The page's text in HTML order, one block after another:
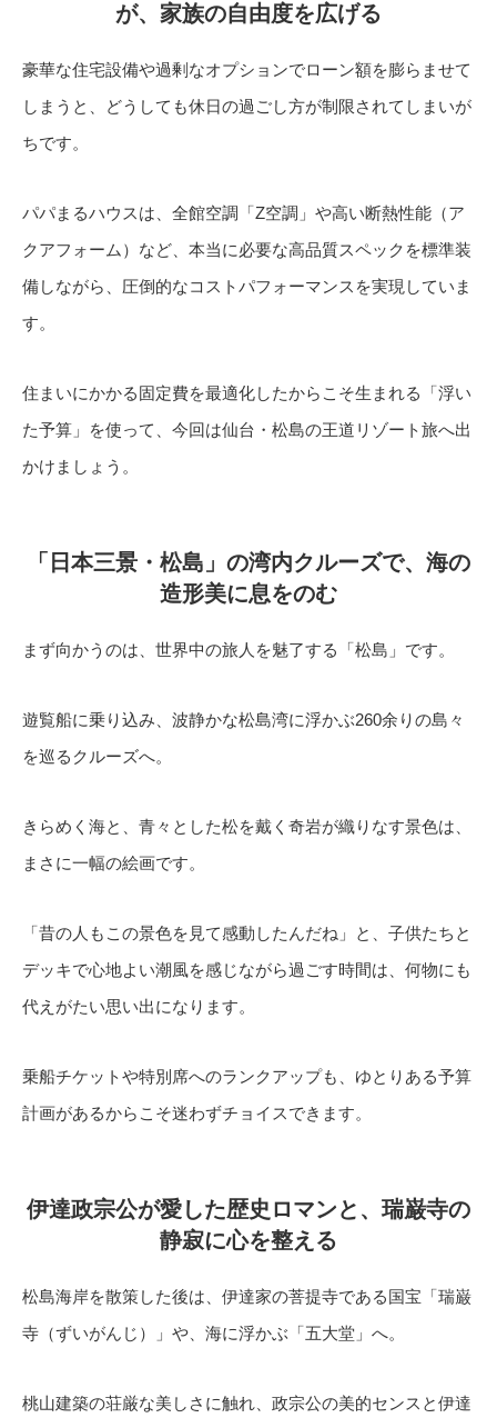
が、家族の自由度を広げる
豪華な住宅設備や過剰なオプションでローン額を膨らませて
しまうと、どうしても休日の過ごし方が制限されてしまいが
ちです。
パパまるハウスは、全館空調「Z空調」や高い断熱性能（ア
クアフォーム）など、本当に必要な高品質スペックを標準装
備しながら、圧倒的なコストパフォーマンスを実現していま
す。
住まいにかかる固定費を最適化したからこそ生まれる「浮い
た予算」を使って、今回は仙台・松島の王道リゾート旅へ出
かけましょう。
「日本三景・松島」の湾内クルーズで、海の
造形美に息をのむ
まず向かうのは、世界中の旅人を魅了する「松島」です。
遊覧船に乗り込み、波静かな松島湾に浮かぶ260余りの島々
を巡るクルーズへ。
きらめく海と、青々とした松を戴く奇岩が織りなす景色は、
まさに一幅の絵画です。
「昔の人もこの景色を見て感動したんだね」と、子供たちと
デッキで心地よい潮風を感じながら過ごす時間は、何物にも
代えがたい思い出になります。
乗船チケットや特別席へのランクアップも、ゆとりある予算
計画があるからこそ迷わずチョイスできます。
伊達政宗公が愛した歴史ロマンと、瑞巌寺の
静寂に心を整える
松島海岸を散策した後は、伊達家の菩提寺である国宝「瑞巌
寺（ずいがんじ）」や、海に浮かぶ「五大堂」へ。
桃山建築の荘厳な美しさに触れ、政宗公の美的センスと伊達